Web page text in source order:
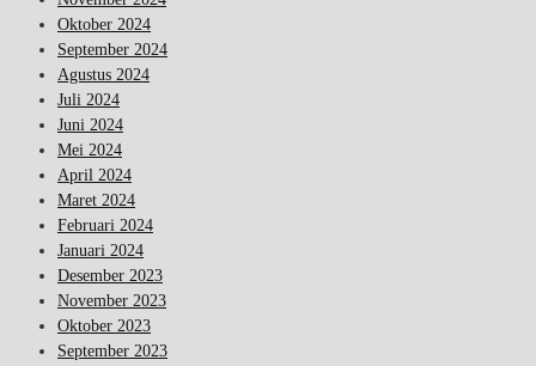
Oktober 2024
September 2024
Agustus 2024
Juli 2024
Juni 2024
Mei 2024
April 2024
Maret 2024
Februari 2024
Januari 2024
Desember 2023
November 2023
Oktober 2023
September 2023